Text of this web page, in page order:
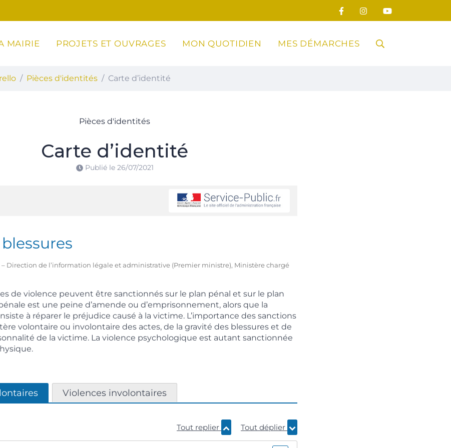
Caldarello
MAIRIE PROJETS ET OUVRAGES MON QUOTIDIEN MES DÉMARCHES RECHERCHE
Pièces d'identités Carte d’identité
Pièces d'identités
Carte d’identité
Publié le 26/07/2021
– Direction de l’information légale et administrative (Premier ministre), Ministère chargé
de violence peuvent être sanctionnés sur le plan pénal et sur le plan
est une peine d’amende ou d’emprisonnement, alors que la
à réparer le préjudice causé à la victime. L’importance des sanctions
volontaire ou involontaire des actes, de la gravité des blessures et de
de la victime. La violence psychologique est autant sanctionnée
Violences involontaires
Tout replier Tout déplier